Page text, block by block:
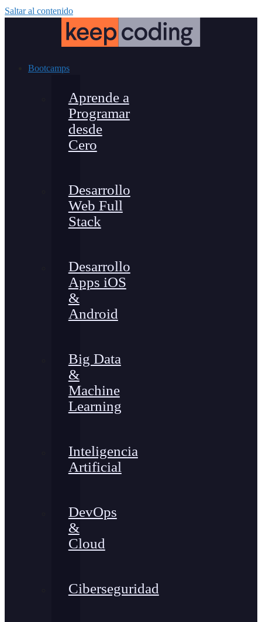
Saltar al contenido
Bootcamps
Aprende a
Programar
desde
Cero
Desarrollo
Web Full
Stack
Desarrollo
Apps iOS
&
Android
Big Data
&
Machine
Learning
Inteligencia
Artificial
DevOps
&
Cloud
Ciberseguridad